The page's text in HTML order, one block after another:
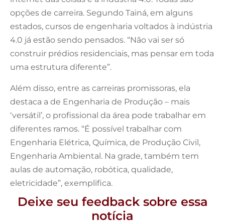
opções de carreira. Segundo Tainá, em alguns
estados, cursos de engenharia voltados à indústria
4.0 já estão sendo pensados. “Não vai ser só
construir prédios residenciais, mas pensar em toda
uma estrutura diferente”.
Além disso, entre as carreiras promissoras, ela
destaca a de Engenharia de Produção – mais
‘versátil’, o profissional da área pode trabalhar em
diferentes ramos. “É possível trabalhar com
Engenharia Elétrica, Química, de Produção Civil,
Engenharia Ambiental. Na grade, também tem
aulas de automação, robótica, qualidade,
eletricidade”, exemplifica.
Deixe seu feedback sobre essa
notícia